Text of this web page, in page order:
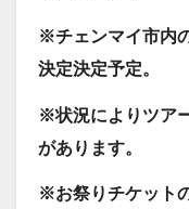
※チェンマイ市内
決定決定予定。
※状況によりツア
があります。
※お祭りチケット